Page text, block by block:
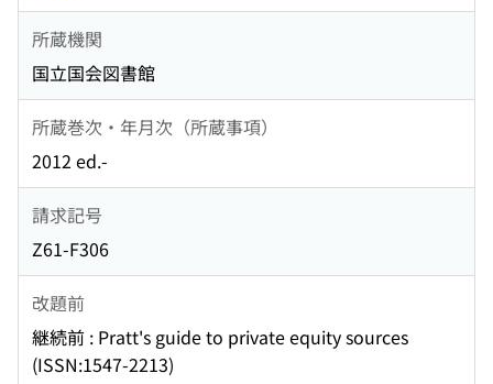
所蔵機関
国立国会図書館
所蔵巻次・年月次（所蔵事項）
2012 ed.-
請求記号
Z61-F306
改題前
継続前 : Pratt's guide to private equity sources
(ISSN:1547-2213)